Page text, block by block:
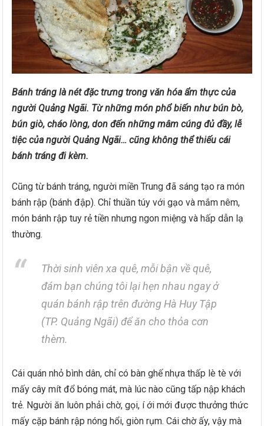
Bánh tráng là nét đặc trưng trong văn hóa ẩm thực của
người Quảng Ngãi. Từ những món phổ biến như bún bò,
bún giò, cháo lòng, don đến những mâm cúng đủ đầy, lễ
tiệc của người Quảng Ngãi… cũng không thể thiếu cái
bánh tráng đi kèm.
Cũng từ bánh tráng, người miền Trung đã sáng tạo ra món
bánh rập (bánh đập). Chỉ thuần túy với gạo và mắm nêm,
món bánh rập tuy rẻ tiền nhưng ngon miệng và hấp dẫn lạ
thường.
Thời sinh viên xa quê, mỗi bận về quê,
đám bạn chúng tôi lại hẹn nhau ngay ở
quán bánh rập trên đường Hà Huy Tập
(TP. Quảng Ngãi) để ăn cho thỏa cơn
thèm.
Cái quán nhỏ bình dân, chỉ có bàn ghế nhựa thấp lè tè với
mấy cây mít đổ bóng mát, mà lúc nào cũng tấp nập khách
trẻ. Người ăn luôn phải chờ, gọi, í ới mới được thưởng thức
mấy cặp bánh rập nóng hổi, giòn rụm. Cái chờ ấy, vậy mà